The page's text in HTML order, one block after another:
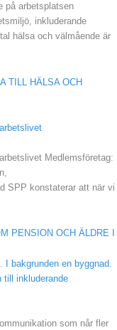
på arbetsplatsen
inkluderande
hälsa och välmående är
TILL HÄLSA OCH
Medlemsföretag:
SPP konstaterar att när vi
PENSION OCH ÄLDRE I
till inkluderande
som når fler